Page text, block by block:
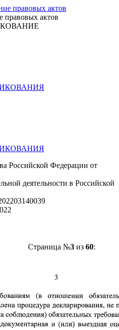
правовых актов
Российской Федерации от
деятельности в Российской
Страница №3из 60: